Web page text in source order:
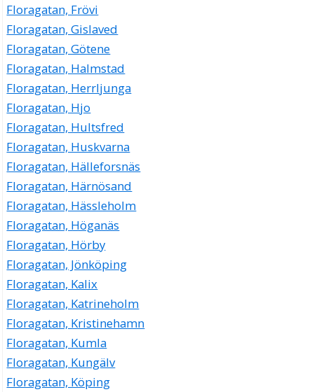
Floragatan, Frövi
Floragatan, Gislaved
Floragatan, Götene
Floragatan, Halmstad
Floragatan, Herrljunga
Floragatan, Hjo
Floragatan, Hultsfred
Floragatan, Huskvarna
Floragatan, Hälleforsnäs
Floragatan, Härnösand
Floragatan, Hässleholm
Floragatan, Höganäs
Floragatan, Hörby
Floragatan, Jönköping
Floragatan, Kalix
Floragatan, Katrineholm
Floragatan, Kristinehamn
Floragatan, Kumla
Floragatan, Kungälv
Floragatan, Köping